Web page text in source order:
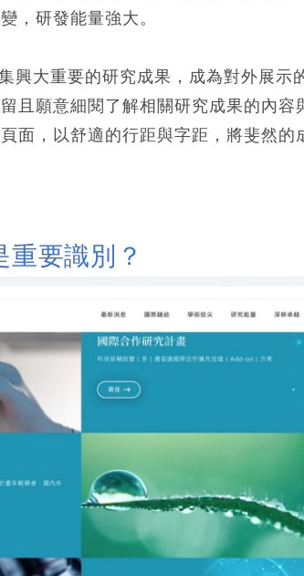
，研發能量強大。
興大重要的研究成果，成為對外展示
且願意細閱了解相關研究成果的內容
面，以舒適的行距與字距，將斐然的
要識別？